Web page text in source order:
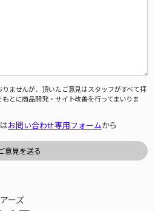
ませんが、頂いたご意見はスタッフがすべて拝
とに商品開発・サイト改善を行ってまいりま
お問い合わせ専用フォームから
ーズ